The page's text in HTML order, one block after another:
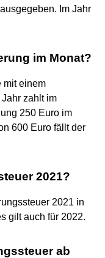
Im Jahr
im Monat?
mit einem
zahlt im
250 Euro im
600 Euro fällt der
2021?
2021 in
gilt auch für 2022.
ab